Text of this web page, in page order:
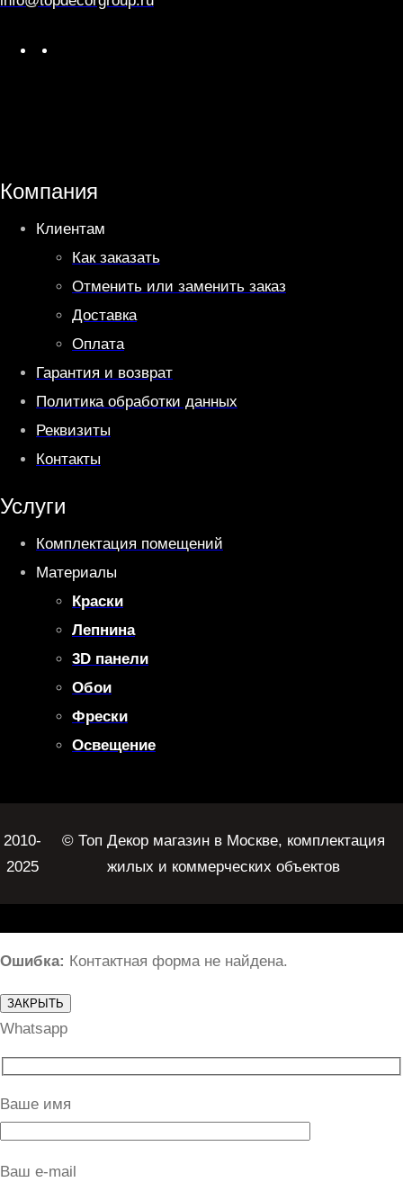
p
p
a
m
Компания
Клиентам
Как заказать
Отменить или заменить заказ
Доставка
Оплата
Гарантия и возврат
Политика обработки данных
Реквизиты
Контакты
Услуги
Комплектация помещений
Материалы
Краски
Лепнина
3D панели
Обои
Фрески
Освещение
2010-
2025
© Топ Декор магазин в Москве, комплектация
жилых и коммерческих объектов
Ошибка: Контактная форма не найдена.
ЗАКРЫТЬ
Whatsapp
Ваше имя
Ваш e-mail